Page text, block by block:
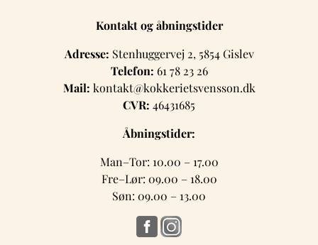
Kontakt og åbningstider
Adresse: Stenhuggervej 2, 5854 Gislev
Telefon: 61 78 23 26
Mail: kontakt@kokkerietsvensson.dk
CVR: 46431685
Åbningstider:
Man–Tor: 10.00 – 17.00
Fre–Lør: 09.00 – 18.00
Søn: 09.00 – 13.00